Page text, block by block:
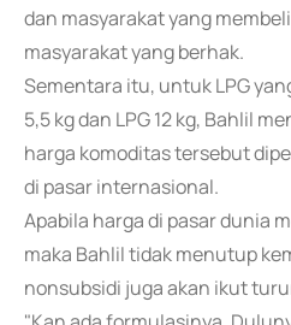
dan masyarakat yang
masyarakat yang berhak.
Sementara itu, untuk LPG
5,5 kg dan LPG 12 kg, Bahlil
harga komoditas tersebut
di pasar internasional.
Apabila harga di pasar dunia
maka Bahlil tidak menutup
nonsubsidi juga akan ikut